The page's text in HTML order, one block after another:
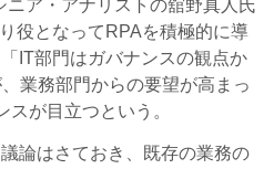
ニア・アナリストの舘野真人氏
役となってRPAを積極的に導
IT部門はガバナンスの観点か
業務部門からの要望が高まっ
が目立つという。
論はさておき、既存の業務の